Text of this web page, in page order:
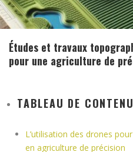
Études et travaux
pour une agriculture de
TABLEAU DE CONTENU
L’utilisation des drones
en agriculture de précision